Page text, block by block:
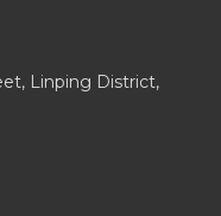
Linping District,